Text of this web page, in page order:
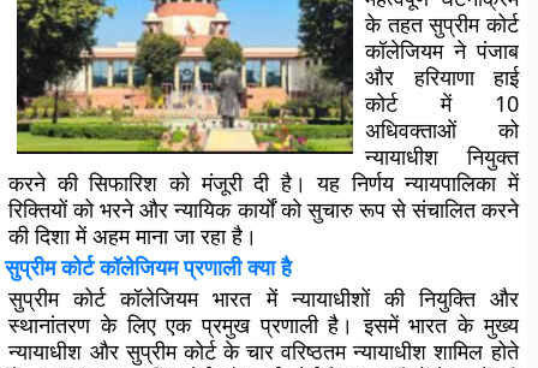
के तहत सुप्रीम कोर्ट
कॉलेजियम ने पंजाब
और हरियाणा हाई
कोर्ट में 10
अधिवक्ताओं को
न्यायाधीश नियुक्त
करने की सिफारिश को मंजूरी दी है। यह निर्णय न्यायपालिका में
रिक्तियों को भरने और न्यायिक कार्यों को सुचारु रूप से संचालित करने
की दिशा में अहम माना जा रहा है।
सुप्रीम कोर्ट कॉलेजियम प्रणाली क्या है
सुप्रीम कोर्ट कॉलेजियम भारत में न्यायाधीशों की नियुक्ति और
स्थानांतरण के लिए एक प्रमुख प्रणाली है। इसमें भारत के मुख्य
न्यायाधीश और सुप्रीम कोर्ट के चार वरिष्ठतम न्यायाधीश शामिल होते